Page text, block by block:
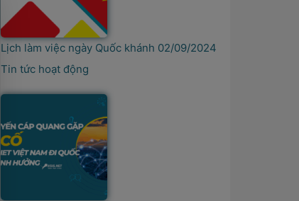
Lịch làm việc ngày Quốc khánh 02/09/2024
Tin tức hoạt động